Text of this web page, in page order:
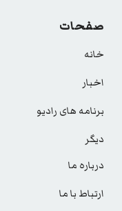
صفحات
خانه
اخبار
برنامه های رادیو
دیگر
درباره ما
ارتباط با ما